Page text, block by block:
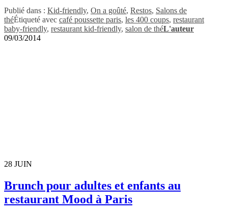
Publié dans : Kid-friendly, On a goûté, Restos, Salons de
théÉtiqueté avec café poussette paris, les 400 coups, restaurant
baby-friendly, restaurant kid-friendly, salon de théL'auteur
09/03/2014
28 JUIN
Brunch pour adultes et enfants au
restaurant Mood à Paris